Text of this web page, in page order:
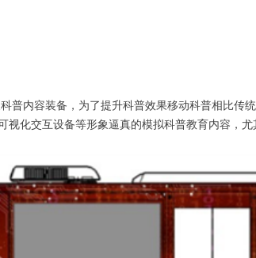
普内容装备，为了提升科普效果移动科普相比传
视化交互设备等形象逼真的模拟科普教育内容，